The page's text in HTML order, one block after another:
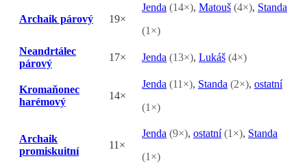
Archaik párový 19×
Jenda (14×), Matouš (4×), Standa
(1×)
Neandrtálec
párový
17× Jenda (13×), Lukáš (4×)
Kromaňonec
harémový
14×
Jenda (11×), Standa (2×), ostatní
(1×)
Archaik
promiskuitní
11×
Jenda (9×), ostatní (1×), Standa
(1×)